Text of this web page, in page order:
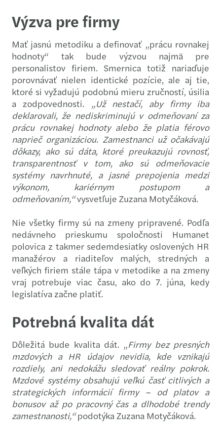
Výzva pre firmy
Mať jasnú metodiku a definovať „prácu rovnakej
hodnoty“ tak bude výzvou najmä pre
personalistov firiem. Smernica totiž nariaďuje
porovnávať nielen identické pozície, ale aj tie,
ktoré si vyžadujú podobnú mieru zručností, úsilia
a zodpovednosti. „Už nestačí, aby firmy iba
deklarovali, že nediskriminujú v odmeňovaní za
prácu rovnakej hodnoty alebo že platia férovo
naprieč organizáciou. Zamestnanci už očakávajú
dôkazy, ako sú dáta, ktoré preukazujú rovnosť,
transparentnosť v tom, ako sú odmeňovacie
systémy navrhnuté, a jasné prepojenia medzi
výkonom, kariérnym postupom a
odmeňovaním,“vysvetľuje Zuzana Motyčáková.
Nie všetky firmy sú na zmeny pripravené. Podľa
nedávneho prieskumu spoločnosti Humanet
polovica z takmer sedemdesiatky oslovených HR
manažérov a riaditeľov malých, stredných a
veľkých firiem stále tápa v metodike a na zmeny
vraj potrebuje viac času, ako do 7. júna, kedy
legislatíva začne platiť.
Potrebná kvalita dát
Dôležitá bude kvalita dát. „Firmy bez presných
mzdových a HR údajov nevidia, kde vznikajú
rozdiely, ani nedokážu sledovať reálny pokrok.
Mzdové systémy obsahujú veľkú časť citlivých a
strategických informácií firmy – od platov a
bonusov až po pracovný čas a dlhodobé trendy
zamestnanosti,“podotýka Zuzana Motyčáková.